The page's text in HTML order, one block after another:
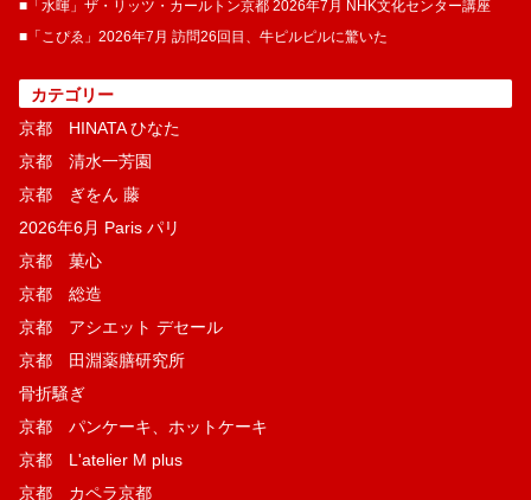
■「水暉」ザ・リッツ・カールトン京都 2026年7月 NHK文化センター講座
■「こぴゑ」2026年7月 訪問26回目、牛ピルピルに驚いた
カテゴリー
京都 HINATA ひなた
京都 清水一芳園
京都 ぎをん 藤
2026年6月 Paris パリ
京都 菓​心
京都 総造
京都 アシエット デセール
京都 田淵薬膳研究所
骨折騒ぎ
京都 パンケーキ、ホットケーキ
京都 L'atelier M plus
京都 カペラ京都